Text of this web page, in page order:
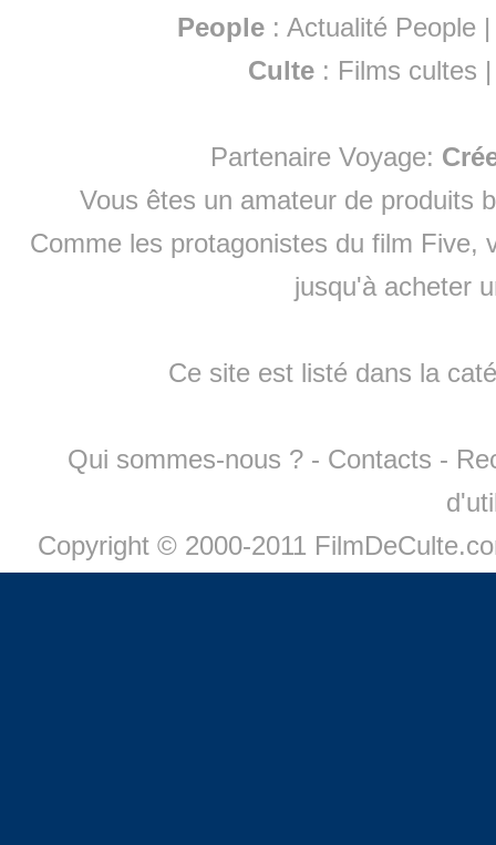
People :Actualité People
Culte : Films cultes
Partenaire Voyage:
Vous êtes un amateur de produits
Comme les protagonistes du film Five,
jusqu'à acheter
Ce site est listé dans la
Qui sommes-nous ? - Contacts -
Copyright © 2000-2011